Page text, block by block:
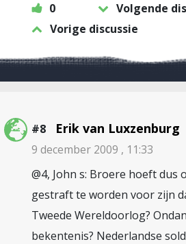
0
Volgende
Vorige discussie
#8 Erik van Luxzenburg
9 december 2009 , 11:33
@4, John s: Broere hoeft dus
gestraft te worden voor zijn
Tweede Wereldoorlog?
bekentenis? Nederlandse